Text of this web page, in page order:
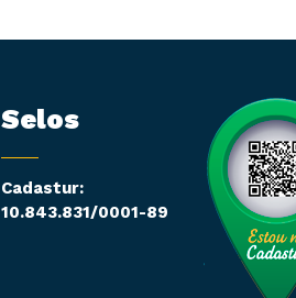
Selos
Cadastur:
10.843.831/0001-89